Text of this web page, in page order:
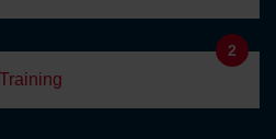
Training
2